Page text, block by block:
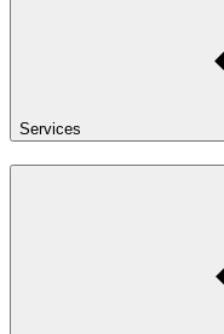
Services